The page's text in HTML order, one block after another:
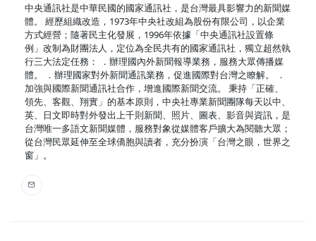
中央通訊社是中華民國的國家通訊社，是台灣最具影響力的新聞媒
體。 經歷組織改造，1973年中央社改組為股份有限公司，以企業
方式經營；隨著民主化發展，1996年依據「中央通訊社設置條
例」改制為財團法人，定位為全民共有的國家通訊社，獨立超然執
行三大法定任務： ．辦理國內外新聞報導業務，服務大眾傳播媒
體。 ．辦理國家對外新聞通訊業務，促進國際對台灣之瞭解。 ．
加強與國際新聞通訊社合作，增進國際新聞交流。 秉持「正確、
領先、客觀、翔實」的基本原則，中央社專業新聞團隊每天以中、
英、日文即時對外發出上千則新聞、照片、圖表、影音與資訊，是
台灣唯一多語文新聞媒體，服務對象從媒體客戶擴大為閱聽大眾；
從台灣民眾延伸至全球僑胞與讀者，充分扮演「台灣之眼，世界之
窗」。